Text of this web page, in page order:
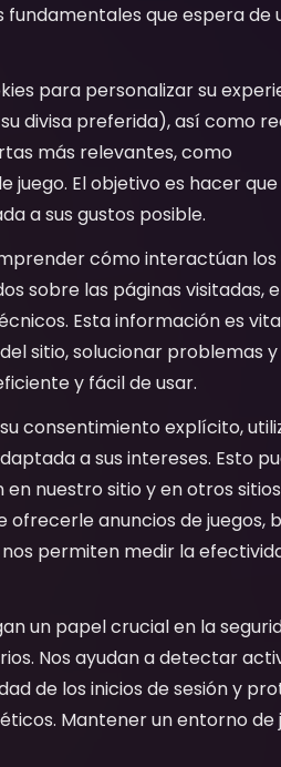
que espera de
para personalizar su
divisa preferida), así como
más relevantes, como
juego. El objetivo es hacer
a sus gustos posible.
cómo interactúan los
sobre las páginas visitadas,
Esta información es
sitio, solucionar problemas y
y fácil de usar.
consentimiento explícito,
a sus intereses. Esto
nuestro sitio y en otros
anuncios de juegos,
permiten medir la
un papel crucial en la
Nos ayudan a detectar
de los inicios de sesión y
Mantener un entorno de